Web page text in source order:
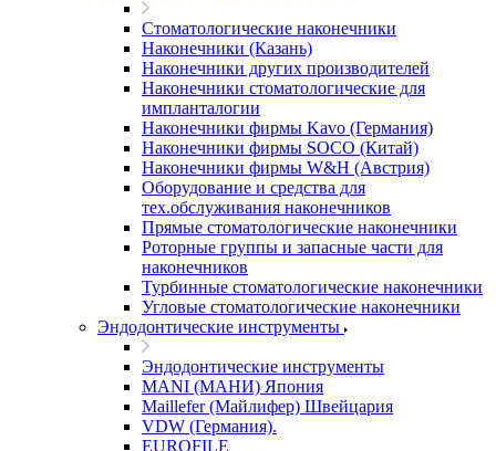
Стоматологические наконечники
Наконечники (Казань)
Наконечники других производителей
Наконечники стоматологические для
импланталогии
Наконечники фирмы Kavo (Германия)
Наконечники фирмы SOCO (Китай)
Наконечники фирмы W&H (Австрия)
Оборудование и средства для
тех.обслуживания наконечников
Прямые стоматологические наконечники
Роторные группы и запасные части для
наконечников
Турбинные стоматологические наконечники
Угловые стоматологические наконечники
Эндодонтические инструменты
Эндодонтические инструменты
MANI (МАНИ) Япония
Maillefer (Майлифер) Швейцария
VDW (Германия).
EUROFILE